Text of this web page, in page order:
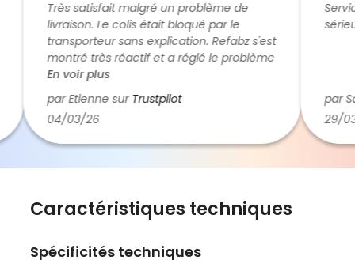
Très satisfait malgré un problème de
livraison. Le colis était bloqué par le
transporteur sans explication. Refabz s'est
montré très réactif et a réglé le problème
rapidement. Cela fait plaisir de traiter
avec des humains plutôt qu'avec des
robots (c'est de plus en plus rare). Donc
cinq étoiles.
En voir plus
04/03/26
par Etienne surTrustpilot
29/03/
par
Caractéristiques techniques
Spécificités techniques